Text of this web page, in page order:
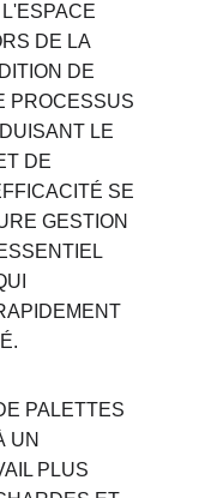
DE LA
DE
PROCESSUS
LE
DE
SE
GESTION
PALETTES
UN
PLUS